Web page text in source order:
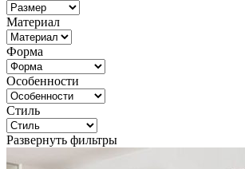
Материал
Форма
Особенности
Стиль
Развернуть фильтры